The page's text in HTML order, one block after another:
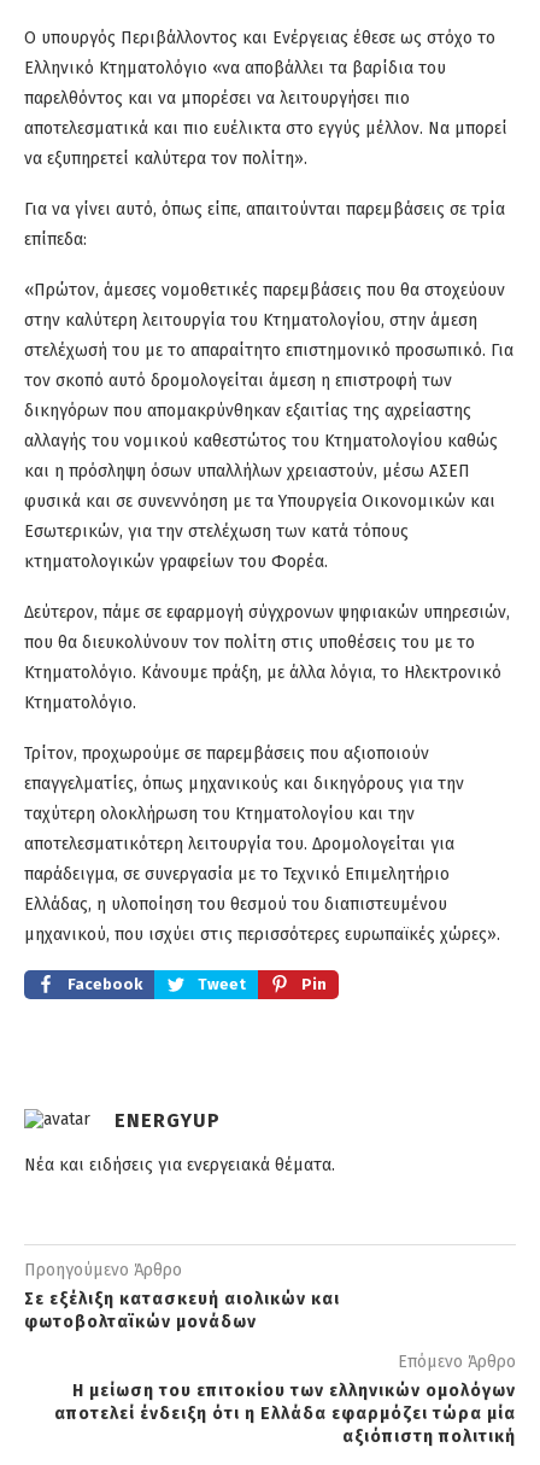
Ο υπουργός Περιβάλλοντος και Ενέργειας έθεσε ως στόχο το
Ελληνικό Κτηματολόγιο «να αποβάλλει τα βαρίδια του
παρελθόντος και να μπορέσει να λειτουργήσει πιο
αποτελεσματικά και πιο ευέλικτα στο εγγύς μέλλον. Να μπορεί
να εξυπηρετεί καλύτερα τον πολίτη».
Για να γίνει αυτό, όπως είπε, απαιτούνται παρεμβάσεις σε τρία
επίπεδα:
«Πρώτον, άμεσες νομοθετικές παρεμβάσεις που θα στοχεύουν
στην καλύτερη λειτουργία του Κτηματολογίου, στην άμεση
στελέχωσή του με το απαραίτητο επιστημονικό προσωπικό. Για
τον σκοπό αυτό δρομολογείται άμεση η επιστροφή των
δικηγόρων που απομακρύνθηκαν εξαιτίας της αχρείαστης
αλλαγής του νομικού καθεστώτος του Κτηματολογίου καθώς
και η πρόσληψη όσων υπαλλήλων χρειαστούν, μέσω ΑΣΕΠ
φυσικά και σε συνεννόηση με τα Υπουργεία Οικονομικών και
Εσωτερικών, για την στελέχωση των κατά τόπους
κτηματολογικών γραφείων του Φορέα.
Δεύτερον, πάμε σε εφαρμογή σύγχρονων ψηφιακών υπηρεσιών,
που θα διευκολύνουν τον πολίτη στις υποθέσεις του με το
Κτηματολόγιο. Κάνουμε πράξη, με άλλα λόγια, το Ηλεκτρονικό
Κτηματολόγιο.
Τρίτον, προχωρούμε σε παρεμβάσεις που αξιοποιούν
επαγγελματίες, όπως μηχανικούς και δικηγόρους για την
ταχύτερη ολοκλήρωση του Κτηματολογίου και την
αποτελεσματικότερη λειτουργία του. Δρομολογείται για
παράδειγμα, σε συνεργασία με το Τεχνικό Επιμελητήριο
Ελλάδας, η υλοποίηση του θεσμού του διαπιστευμένου
μηχανικού, που ισχύει στις περισσότερες ευρωπαϊκές χώρες».
Facebook Tweet Pin
ENERGYUP
Νέα και ειδήσεις για ενεργειακά θέματα.
Προηγούμενο Άρθρο
Σε εξέλιξη κατασκευή αιολικών και
φωτοβολταϊκών μονάδων
Επόμενο Άρθρο
Η μείωση του επιτοκίου των ελληνικών ομολόγων
αποτελεί ένδειξη ότι η Ελλάδα εφαρμόζει τώρα μία
αξιόπιστη πολιτική